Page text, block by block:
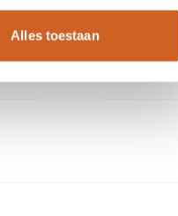
Alles toestaan
Ontdek